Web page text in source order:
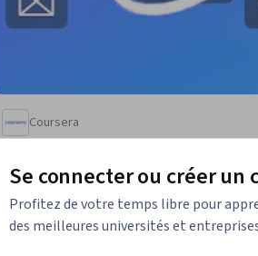
Coursera
Cartographier la mission : Persona
parcours utilisateur dans Figma
Compétences que vous acquerrez:
Stratégies de conception, Expérience de
Cartographie de l'itinéraire, Stratégie UI/UX
Intermédiaire · Cours · 1 à 4 semaines
Se connecter ou créer un
Profitez de votre temps libre pour
des meilleures universités et